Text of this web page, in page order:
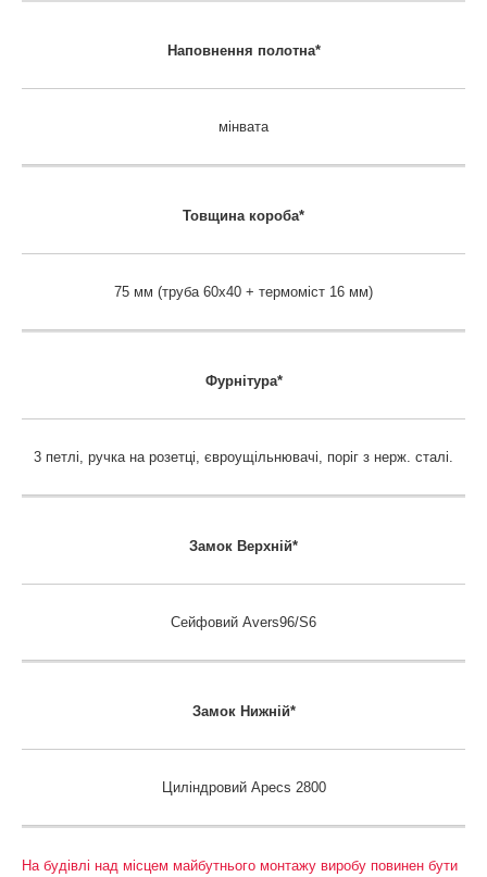
Наповнення полотна*
мінвата
Товщина короба*
75 мм (труба 60х40 + термоміст 16 мм)
Фурнітура*
3 петлі, ручка на розетці, євроущільнювачі, поріг з нерж. сталі.
Замок Верхній*
Сейфовий Avers96/S6
ЗамокНижній*
Циліндровий Apecs 2800
На будівлі над місцем майбутнього монтажу виробу повинен бути